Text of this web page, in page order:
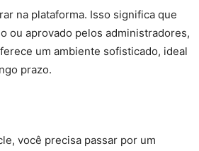
na plataforma. Isso significa que
ou aprovado pelos administradores,
um ambiente sofisticado, ideal
prazo.
você precisa passar por um